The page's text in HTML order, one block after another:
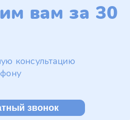
вам за 30
консультацию
звонок